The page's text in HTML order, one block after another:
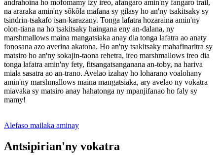
andrahoina ho mofomamy izy ireo, afangaro amin'ny fangaro trail,
na araraka amin'ny sôkôla mafana sy gilasy ho an'ny tsakitsaky sy
tsindrin-tsakafo isan-karazany. Tonga lafatra hozaraina amin'ny
olon-tiana na ho tsakitsaky haingana eny an-dalana, ny
marshmallows maina mangatsiaka anay dia tonga lafatra ao anaty
fonosana azo averina akatona. Ho an'ny tsakitsaky mahafinaritra sy
matsiro ho an'ny sokajin-taona rehetra, ireo marshmallows ireo dia
tonga lafatra amin'ny fety, fitsangatsanganana an-toby, na hariva
miala sasatra ao an-trano. Avelao izahay ho loharano voalohany
amin'ny marshmallows maina mangatsiaka, ary avelao ny vokatra
miavaka sy matsiro anay hahatonga ny mpanjifanao ho faly sy
mamy!
Alefaso mailaka aminay
Antsipirian'ny vokatra